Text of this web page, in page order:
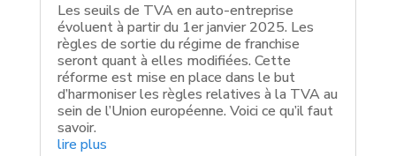
Les seuils de TVA en auto-entreprise
évoluent à partir du 1er janvier 2025. Les
règles de sortie du régime de franchise
seront quant à elles modifiées. Cette
réforme est mise en place dans le but
d’harmoniser les règles relatives à la TVA au
sein de l’Union européenne. Voici ce qu’il faut
savoir.
lire plus